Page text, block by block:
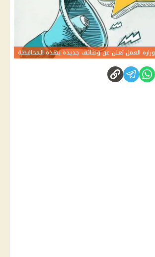
وزارة العمل تعلن عن وظائف جديدة بهذه المحافظة